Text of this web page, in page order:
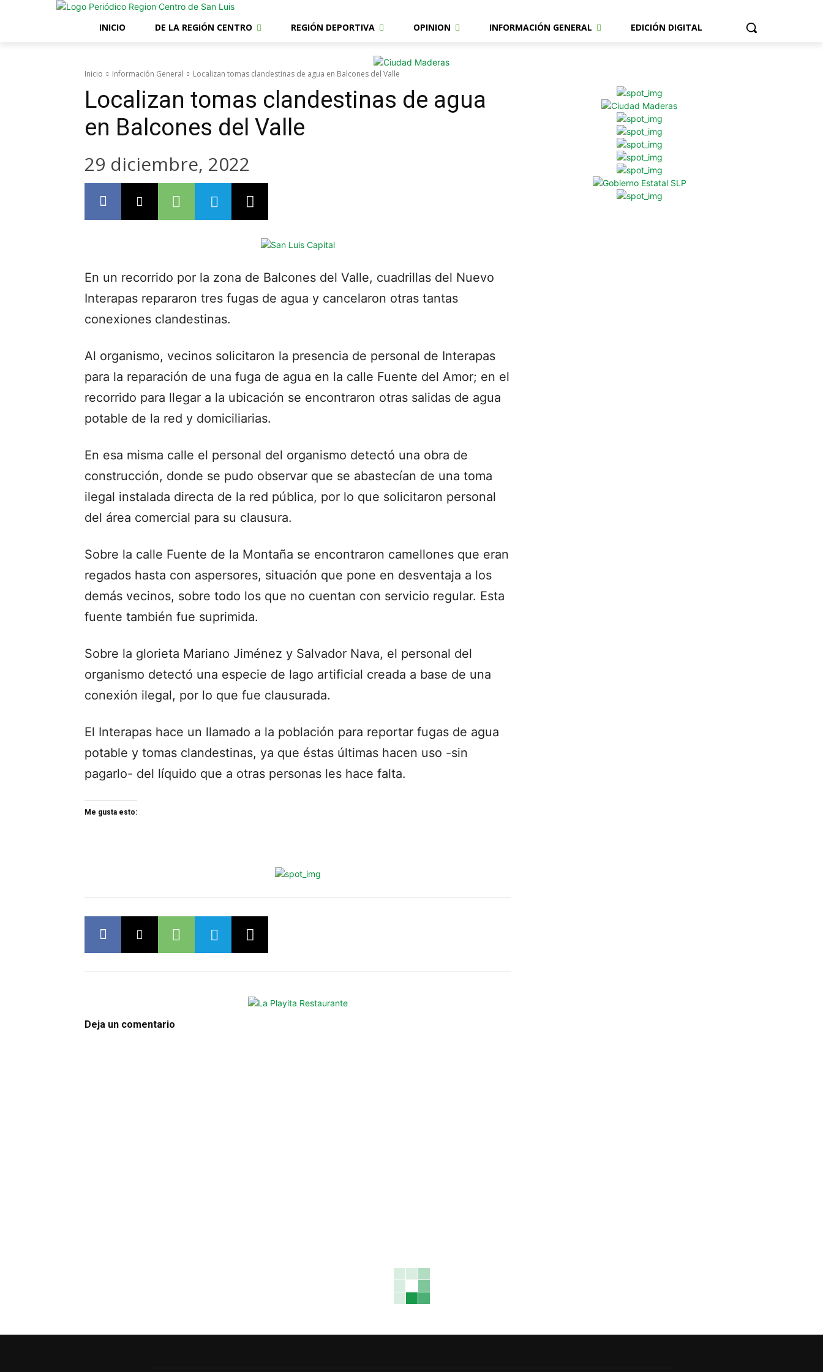
INICIO DE LA REGIÓN CENTRO REGIÓN DEPORTIVA OPINION INFORMACIÓN GENERAL EDICIÓN DIGITAL
Inicio Información General Localizan tomas clandestinas de agua en Balcones del Valle
Localizan tomas clandestinas de agua
en Balcones del Valle
29 diciembre, 2022
En un recorrido por la zona de Balcones del Valle, cuadrillas del Nuevo
Interapas repararon tres fugas de agua y cancelaron otras tantas
conexiones clandestinas.
Al organismo, vecinos solicitaron la presencia de personal de Interapas
para la reparación de una fuga de agua en la calle Fuente del Amor; en el
recorrido para llegar a la ubicación se encontraron otras salidas de agua
potable de la red y domiciliarias.
En esa misma calle el personal del organismo detectó una obra de
construcción, donde se pudo observar que se abastecían de una toma
ilegal instalada directa de la red pública, por lo que solicitaron personal
del área comercial para su clausura.
Sobre la calle Fuente de la Montaña se encontraron camellones que eran
regados hasta con aspersores, situación que pone en desventaja a los
demás vecinos, sobre todo los que no cuentan con servicio regular. Esta
fuente también fue suprimida.
Sobre la glorieta Mariano Jiménez y Salvador Nava, el personal del
organismo detectó una especie de lago artificial creada a base de una
conexión ilegal, por lo que fue clausurada.
El Interapas hace un llamado a la población para reportar fugas de agua
potable y tomas clandestinas, ya que éstas últimas hacen uso -sin
pagarlo- del líquido que a otras personas les hace falta.
Me gusta esto:
Deja un comentario